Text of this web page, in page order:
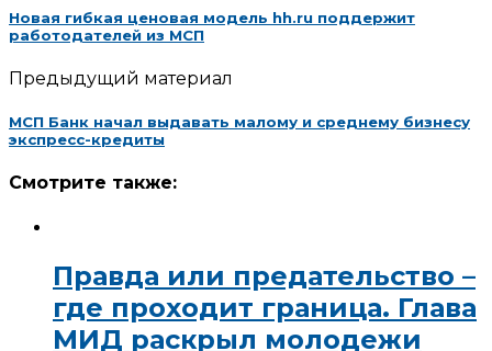
Новая гибкая ценовая модель hh.ru поддержит
работодателей из МСП
Предыдущий материал
МСП Банк начал выдавать малому и среднему бизнесу
экспресс-кредиты
Смотрите также:
Правда или предательство –
где проходит граница. Глава
МИД раскрыл молодежи